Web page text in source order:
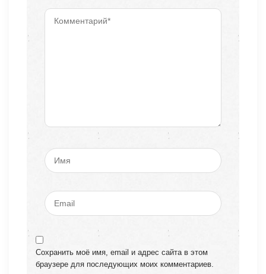
Сохранить моё имя, email и адрес сайта в этом
браузере для последующих моих комментариев.